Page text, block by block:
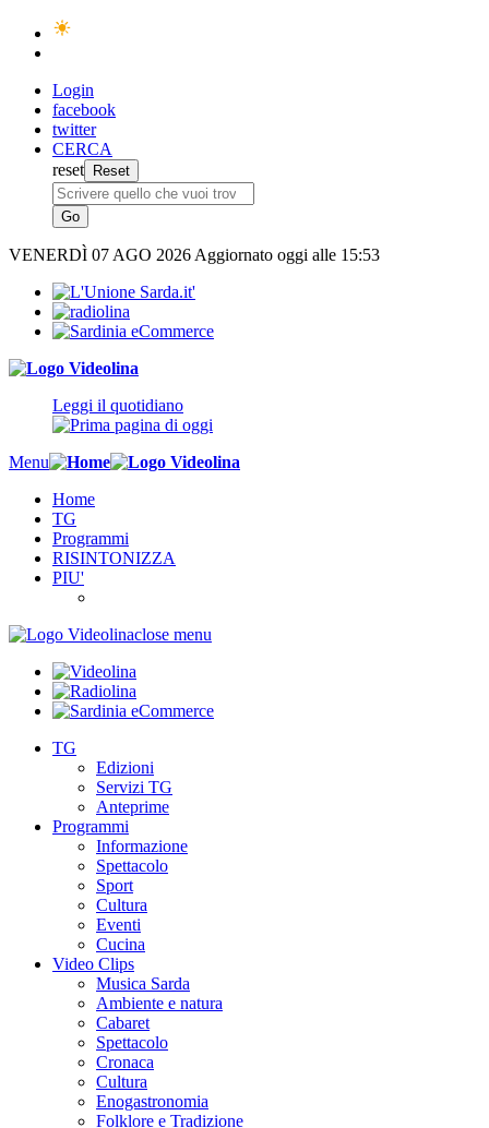
Login
facebook
twitter
CERCA
reset
VENERDÌ 07 AGO 2026 Aggiornato oggi alle 15:53
Leggi il quotidiano
Menu
Home
TG
Programmi
RISINTONIZZA
PIU'
close menu
TG
Edizioni
Servizi TG
Anteprime
Programmi
Informazione
Spettacolo
Sport
Cultura
Eventi
Cucina
Video Clips
Musica Sarda
Ambiente e natura
Cabaret
Spettacolo
Cronaca
Cultura
Enogastronomia
Folklore e Tradizione